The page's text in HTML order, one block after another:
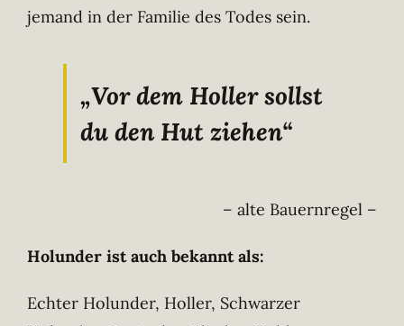
jemand in der Familie des Todes sein.
„Vor dem Holler sollst
du den Hut ziehen“
– alte Bauernregel –
Holunder ist auch bekannt als:
Echter Holunder, Holler, Schwarzer